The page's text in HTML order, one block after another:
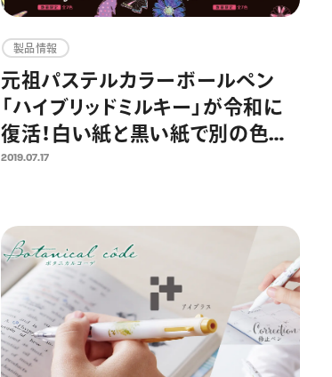
製品情報
元祖パステルカラーボールペン
「ハイブリッドミルキー」が令和に
復活！白い紙と黒い紙で別の色に
見える大好評ラメペンと同時限定
2019.07.17